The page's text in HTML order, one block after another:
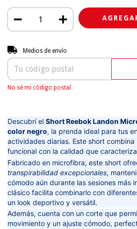
Entregas para el CP:
Medios de envío
No sé mi código postal
Descubrí el Short Reebok Landon
color negro, la prenda ideal para tus
actividades diarias. Este short
funcional con la calidad que
Fabricado en microfibra, este short
transpirabilidad excepcionales,
cómodo aún durante las sesiones más
clásico facilita combinarlo con
un look deportivo y versátil.
Además, cuenta con un corte que
movimiento y un ajuste cómodo,